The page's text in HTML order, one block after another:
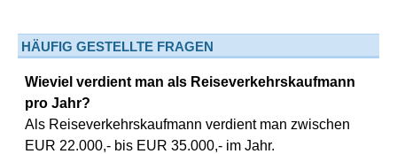
HÄUFIG GESTELLTE FRAGEN
Wieviel verdient man als Reiseverkehrskaufmann
pro Jahr?
Als Reiseverkehrskaufmann verdient man zwischen
EUR 22.000,- bis EUR 35.000,- im Jahr.